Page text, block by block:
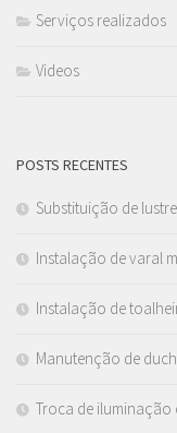
Serviços realizados
Videos
POSTS RECENTES
Substituição de
Instalação de varal
Instalação de
Manutenção de
Troca de iluminação